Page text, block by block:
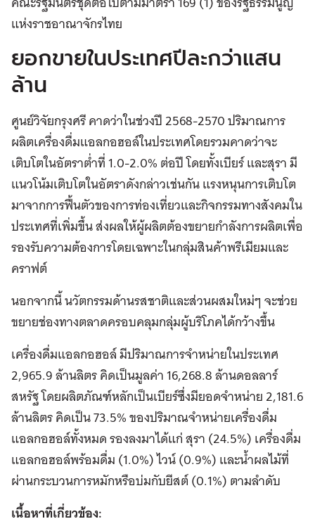
แห่งราชอาณาจักรไทย
ยอกขายในประเทศปีละกว่าแสน
ล้าน
ศูนย์วิจัยกรุงศรี คาดว่าในช่วงปี 2568-2570 ปริมาณการ
ผลิตเครื่องดื่มแอลกอฮอล์ในประเทศโดยรวมคาดว่าจะ
เติบโตในอัตราต่ำที่ 1.0-2.0% ต่อปี โดยทั้งเบียร์ และสุรา มี
แนวโน้มเติบโตในอัตราดังกล่าวเช่นกัน แรงหนุนการเติบโต
มาจากการฟื้นตัวของการท่องเที่ยวและกิจกรรมทางสังคมใน
ประเทศที่เพิ่มขึ้น ส่งผลให้ผู้ผลิตต้องขยายกำลังการผลิตเพื่อ
รองรับความต้องการโดยเฉพาะในกลุ่มสินค้าพรีเมียมและ
คราฟต์
นอกจากนี้ นวัตกรรมด้านรสชาติและส่วนผสมใหม่ๆ จะช่วย
ขยายช่องทางตลาดครอบคลุมกลุ่มผู้บริโภคได้กว้างขึ้น
เครื่องดื่มแอลกอฮอล์ มีปริมาณการจำหน่ายในประเทศ
2,965.9 ล้านลิตร คิดเป็นมูลค่า 16,268.8 ล้านดอลลาร์
สหรัฐ โดยผลิตภัณฑ์หลักเป็นเบียร์ซึ่งมียอดจำหน่าย 2,181.6
ล้านลิตร คิดเป็น 73.5% ของปริมาณจำหน่ายเครื่องดื่ม
แอลกอฮอล์ทั้งหมด รองลงมาได้แก่ สุรา (24.5%) เครื่องดื่ม
แอลกอฮอล์พร้อมดื่ม (1.0%) ไวน์ (0.9%) และน้ำผลไม้ที่
ผ่านกระบวนการหมักหรือบ่มกับยีสต์ (0.1%) ตามลำดับ
เนื้อหาที่เกี่ยวข้อง: